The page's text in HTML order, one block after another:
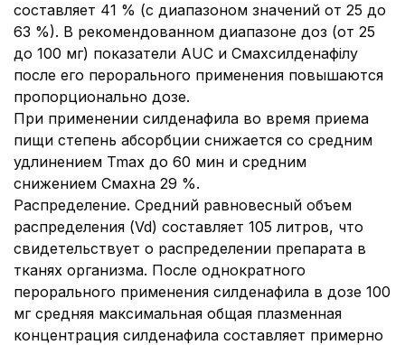
составляет 41 % (с диапазоном значений от 25 до
63 %). В рекомендованном диапазоне доз (от 25
до 100 мг) показатели AUC и Смахсилденафілу
после его перорального применения повышаются
пропорционально дозе.
При применении силденафила во время приема
пищи степень абсорбции снижается со средним
удлинением Tmax до 60 мин и средним
снижением Смахна 29 %.
Распределение. Средний равновесный объем
распределения (Vd) составляет 105 литров, что
свидетельствует о распределении препарата в
тканях организма. После однократного
перорального применения силденафила в дозе 100
мг средняя максимальная общая плазменная
концентрация силденафила составляет примерно